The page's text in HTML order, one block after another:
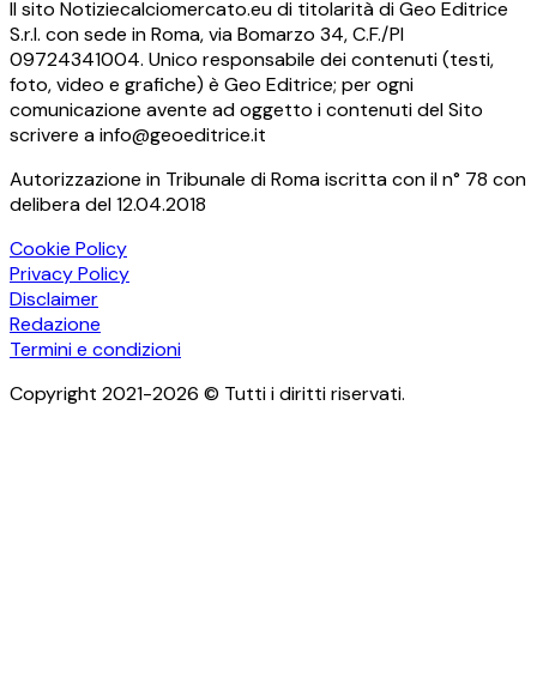
Il sito Notiziecalciomercato.eu di titolarità di Geo Editrice
S.r.l. con sede in Roma, via Bomarzo 34, C.F./PI
09724341004. Unico responsabile dei contenuti (testi,
foto, video e grafiche) è Geo Editrice; per ogni
comunicazione avente ad oggetto i contenuti del Sito
scrivere a info@geoeditrice.it
Autorizzazione in Tribunale di Roma iscritta con il n° 78 con
delibera del 12.04.2018
Cookie Policy
Privacy Policy
Disclaimer
Redazione
Termini e condizioni
Copyright 2021-2026 © Tutti i diritti riservati.